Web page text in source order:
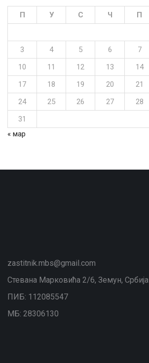
П У С Ч П
3
4 5 6 7
10
11 12 13 14
17
18 19 20 21
24
25 26 27 28
31
« мар
zastitnik.mbs@gmail.com
Стевана Марковића 2/6, Земун, Србија
ПИБ: 112085547
МБ: 28306130